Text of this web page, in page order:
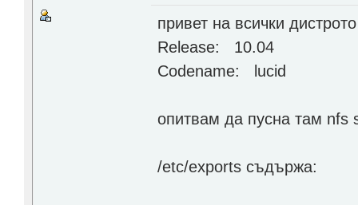
привет на всички
Release: 10.04
Codename: lucid
опитвам да пусна там nfs
/etc/exports съдържа: